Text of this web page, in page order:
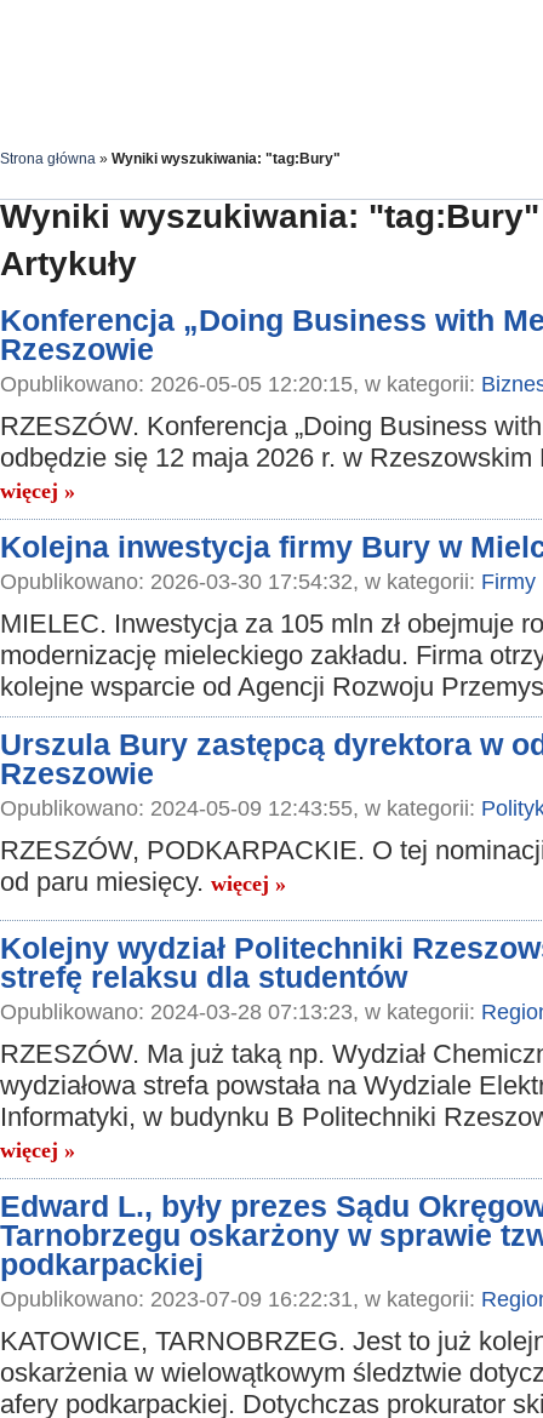
Strona główna » Wyniki wyszukiwania: "tag:Bury"
Wyniki wyszukiwania: "tag:Bury"
Artykuły
Konferencja „Doing Business with
Rzeszowie
Opublikowano: 2026-05-05 12:20:15, w kategorii:
RZESZÓW. Konferencja „Doing Business
odbędzie się 12 maja 2026 r. w Rzeszowskim
więcej »
Kolejna inwestycja firmy Bury w
Opublikowano: 2026-03-30 17:54:32, w kategorii: Firmy
MIELEC. Inwestycja za 105 mln zł obejmuje
modernizację mieleckiego zakładu. Firma
kolejne wsparcie od Agencji Rozwoju
Urszula Bury zastępcą dyrektora w
Rzeszowie
Opublikowano: 2024-05-09 12:43:55, w kategorii:
RZESZÓW, PODKARPACKIE. O tej
od paru miesięcy. więcej »
Kolejny wydział Politechniki
strefę relaksu dla studentów
Opublikowano: 2024-03-28 07:13:23, w kategorii:
RZESZÓW. Ma już taką np. Wydział
wydziałowa strefa powstała na Wydziale
Informatyki, w budynku B Politechniki
więcej »
Edward L., były prezes Sądu
Tarnobrzegu oskarżony w sprawie
podkarpackiej
Opublikowano: 2023-07-09 16:22:31, w kategorii:
KATOWICE, TARNOBRZEG. Jest to już
oskarżenia w wielowątkowym śledztwie
afery podkarpackiej. Dotychczas prokurator